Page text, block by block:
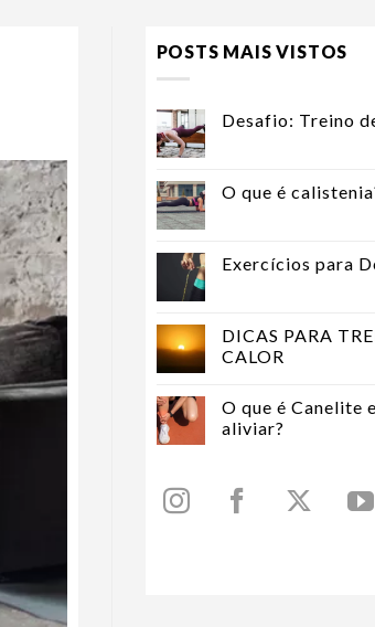
POSTS MAIS VISTOS
Desafio: Treino
O que é
Exercícios para
DICAS PARA
CALOR
O que é Canelite
aliviar?